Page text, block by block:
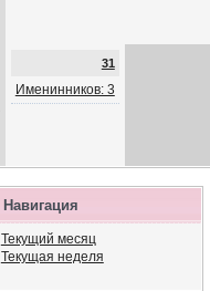
31
Именинников: 3
Навигация
Текущий месяц
Текущая неделя